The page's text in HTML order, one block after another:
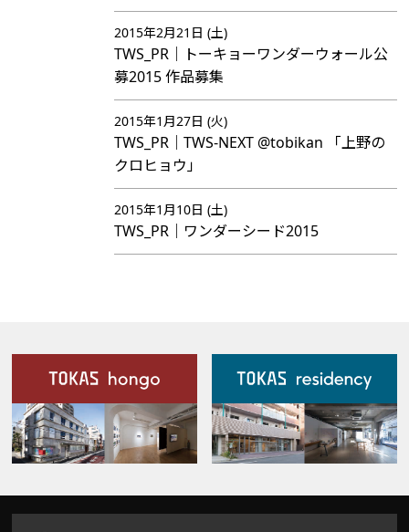
2015年2月21日 (土)
TWS_PR｜トーキョーワンダーウォール公
募2015 作品募集
2015年1月27日 (火)
TWS_PR｜TWS-NEXT @tobikan 「上野の
クロヒョウ」
2015年1月10日 (土)
TWS_PR｜ワンダーシード2015
施設案内
Our Facilities